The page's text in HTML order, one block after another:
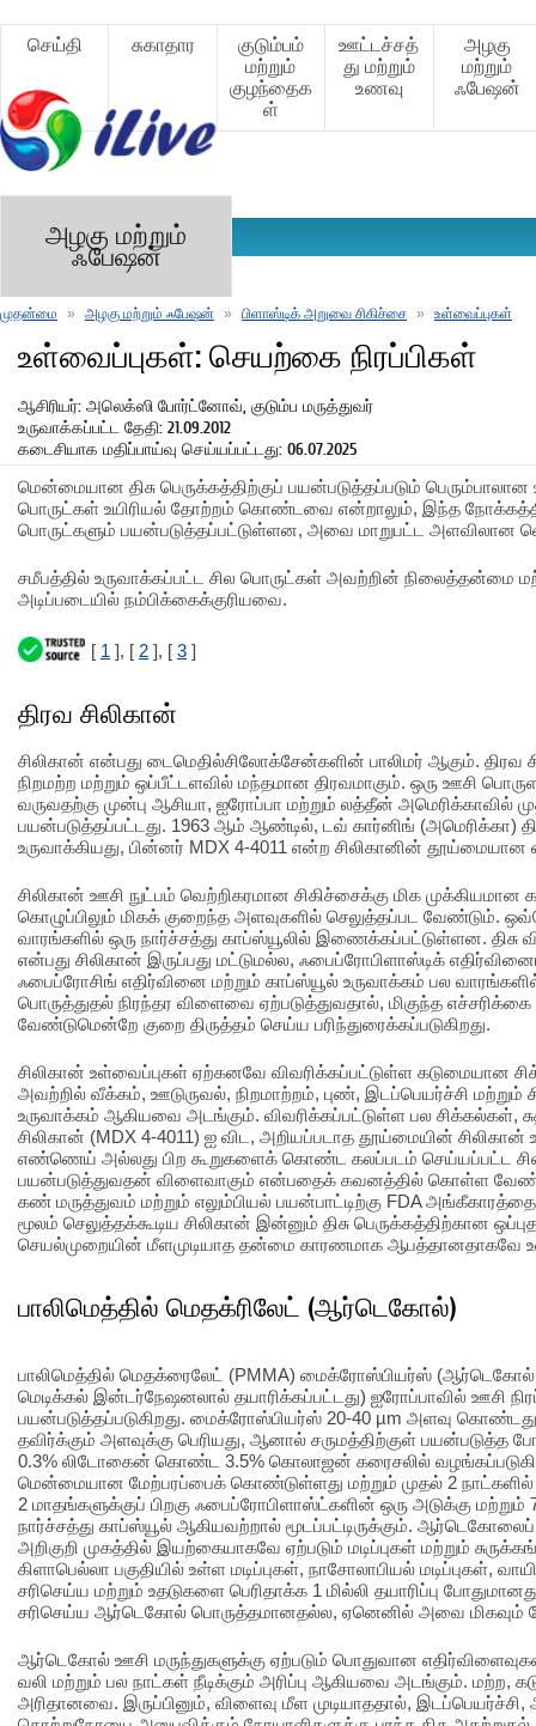
செய்தி சுகாதார
குடும்பம்
மற்றும்
குழந்தைக
ள்
ஊட்டச்சத்
து மற்றும்
உணவு
அழகு
மற்றும்
ஃபேஷன்
அழகு மற்றும்
ஃபேஷன்
முதன்மை » அழகு மற்றும் ஃபேஷன் » பிளாஸ்டிக் அறுவை சிகிச்சை » உள்வைப்புகள்
உள்வைப்புகள்: செயற்கை நிரப்பிகள்
ஆசிரியர்: அலெக்ஸி போர்ட்னோவ், குடும்ப மருத்துவர்
உருவாக்கப்பட்ட தேதி: 21.09.2012
கடைசியாக மதிப்பாய்வு செய்யப்பட்டது: 06.07.2025
மென்மையான திசு பெருக்கத்திற்குப் பயன்படுத்தப்படும்
பொருட்கள் உயிரியல் தோற்றம் கொண்டவை என்றாலும், இந்த
பொருட்களும் பயன்படுத்தப்பட்டுள்ளன, அவை மாறுபட்ட அளவிலான
சமீபத்தில் உருவாக்கப்பட்ட சில பொருட்கள் அவற்றின் நிலைத்தன்மை
அடிப்படையில் நம்பிக்கைக்குரியவை.
[ 1 ], [ 2 ], [ 3 ]
திரவ சிலிகான்
சிலிகான் என்பது டைமெதில்சிலோக்சேன்களின் பாலிமர் ஆகும். திரவ
நிறமற்ற மற்றும் ஒப்பீட்டளவில் மந்தமான திரவமாகும். ஒரு ஊசி
வருவதற்கு முன்பு ஆசியா, ஐரோப்பா மற்றும் லத்தீன் அமெரிக்காவில்
பயன்படுத்தப்பட்டது. 1963 ஆம் ஆண்டில், டவ் கார்னிங் (அமெரிக்கா)
உருவாக்கியது, பின்னர் MDX 4-4011 என்ற சிலிகானின் தூய்மையான
சிலிகான் ஊசி நுட்பம் வெற்றிகரமான சிகிச்சைக்கு மிக முக்கியமான
கொழுப்பிலும் மிகக் குறைந்த அளவுகளில் செலுத்தப்பட வேண்டும்.
வாரங்களில் ஒரு நார்ச்சத்து காப்ஸ்யூலில் இணைக்கப்பட்டுள்ளன. திசு
என்பது சிலிகான் இருப்பது மட்டுமல்ல, ஃபைப்ரோபிளாஸ்டிக்
ஃபைப்ரோசிங் எதிர்வினை மற்றும் காப்ஸ்யூல் உருவாக்கம் பல
பொருத்துதல் நிரந்தர விளைவை ஏற்படுத்துவதால், மிகுந்த
வேண்டுமென்றே குறை திருத்தம் செய்ய பரிந்துரைக்கப்படுகிறது.
சிலிகான் உள்வைப்புகள் ஏற்கனவே விவரிக்கப்பட்டுள்ள கடுமையான
அவற்றில் வீக்கம், ஊடுருவல், நிறமாற்றம், புண், இடப்பெயர்ச்சி மற்றும்
உருவாக்கம் ஆகியவை அடங்கும். விவரிக்கப்பட்டுள்ள பல சிக்கல்கள்,
சிலிகான் (MDX 4-4011) ஐ விட, அறியப்படாத தூய்மையின்
எண்ணெய் அல்லது பிற கூறுகளைக் கொண்ட கலப்படம் செய்யப்பட்ட
பயன்படுத்துவதன் விளைவாகும் என்பதைக் கவனத்தில் கொள்ள
கண் மருத்துவம் மற்றும் எலும்பியல் பயன்பாட்டிற்கு FDA
மூலம் செலுத்தக்கூடிய சிலிகான் இன்னும் திசு பெருக்கத்திற்கான
செயல்முறையின் மீளமுடியாத தன்மை காரணமாக ஆபத்தானதாகவே
பாலிமெத்தில் மெதக்ரிலேட் (ஆர்டெகோல்)
பாலிமெத்தில் மெதக்ரைலேட் (PMMA) மைக்ரோஸ்பியர்ஸ்
மெடிக்கல் இன்டர்நேஷனலால் தயாரிக்கப்பட்டது) ஐரோப்பாவில் ஊசி
பயன்படுத்தப்படுகிறது. மைக்ரோஸ்பியர்ஸ் 20-40 µm அளவு
தவிர்க்கும் அளவுக்கு பெரியது, ஆனால் சருமத்திற்குள் பயன்படுத்த
0.3% லிடோகைன் கொண்ட 3.5% கொலாஜன் கரைசலில்
மென்மையான மேற்பரப்பைக் கொண்டுள்ளது மற்றும் முதல் 2
2 மாதங்களுக்குப் பிறகு ஃபைப்ரோபிளாஸ்ட்களின் ஒரு அடுக்கு மற்றும்
நார்ச்சத்து காப்ஸ்யூல் ஆகியவற்றால் மூடப்பட்டிருக்கும்.
அறிகுறி முகத்தில் இயற்கையாகவே ஏற்படும் மடிப்புகள் மற்றும்
கிளாபெல்லா பகுதியில் உள்ள மடிப்புகள், நாசோலாபியல் மடிப்புகள்,
சரிசெய்ய மற்றும் உதடுகளை பெரிதாக்க 1 மில்லி தயாரிப்பு
சரிசெய்ய ஆர்டெகோல் பொருத்தமானதல்ல, ஏனெனில் அவை
ஆர்டெகோல் ஊசி மருந்துகளுக்கு ஏற்படும் பொதுவான
வலி மற்றும் பல நாட்கள் நீடிக்கும் அரிப்பு ஆகியவை அடங்கும். மற்ற,
அரிதானவை. இருப்பினும், விளைவு மீள முடியாததால்,